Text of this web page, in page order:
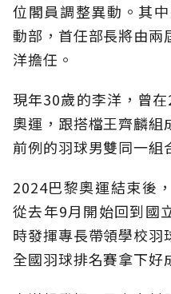
位閣員調整異動。其
動部，首任部長將由兩
洋擔任。
現年30歲的李洋，曾
奧運，跟搭檔王齊麟組
前例的羽球男雙同一組
2024巴黎奧運結束後
從去年9月開始回到國
時發揮專長帶領學校羽
全國羽球排名賽拿下好